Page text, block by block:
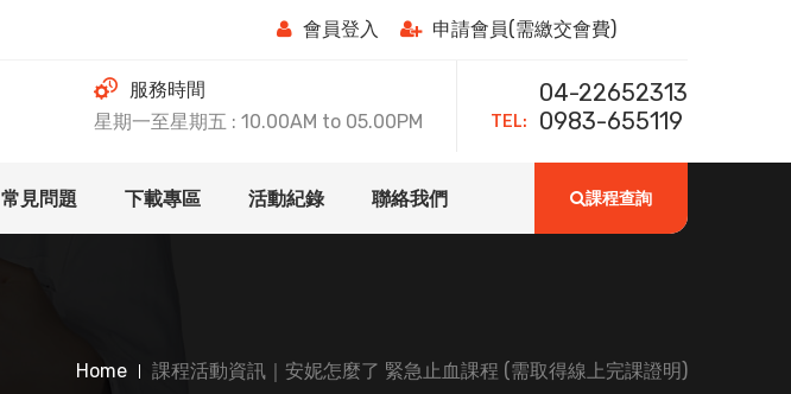
會員登入 申請會員(需繳交會費)
服務時間
星期一至星期五 : 10.00AM to 05.00PM
TEL:
04-22652313
0983-655119
常見問題 下載專區 活動紀錄 聯絡我們 課程查詢
Home 課程活動資訊｜安妮怎麼了 緊急止血課程 (需取得線上完課證明)